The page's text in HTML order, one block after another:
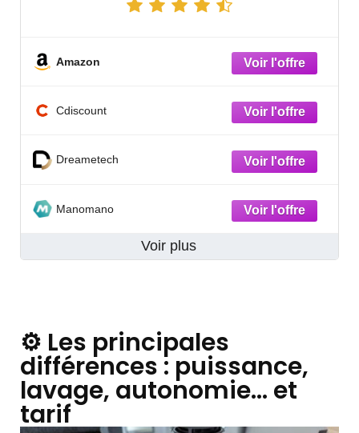
Amazon
Cdiscount
Dreametech
Manomano
Voir plus
⚙️ Les principales
différences : puissance,
lavage, autonomie… et
tarif